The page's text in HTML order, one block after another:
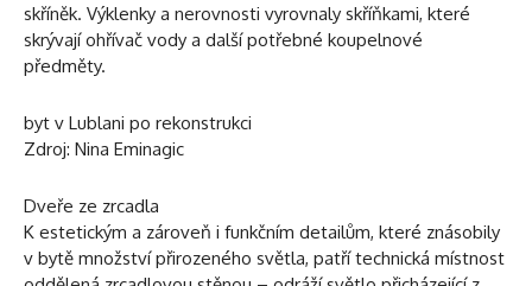
skříněk. Výklenky a nerovnosti vyrovnaly skříňkami, které
skrývají ohřívač vody a další potřebné koupelnové
předměty.
byt v Lublani po rekonstrukci
Zdroj: Nina Eminagic
Dveře ze zrcadla
K estetickým a zároveň i funkčním detailům, které znásobily
v bytě množství přirozeného světla, patří technická místnost